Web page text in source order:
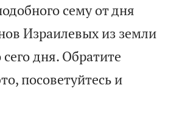
сему от дня
Израилевых из земли
дня. Обратите
посоветуйтесь и